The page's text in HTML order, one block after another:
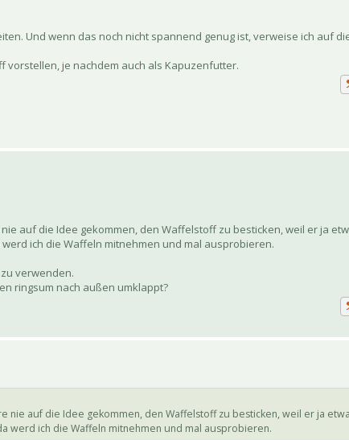
Und wenn das noch nicht spannend genug ist, verweise ich auf
je nachdem auch als Kapuzenfutter.
auf die Idee gekommen, den Waffelstoff zu besticken, weil er ja
ich die Waffeln mitnehmen und mal ausprobieren.
verwenden.
ringsum nach außen umklappt?
nie auf die Idee gekommen, den Waffelstoff zu besticken, weil er ja
werd ich die Waffeln mitnehmen und mal ausprobieren.